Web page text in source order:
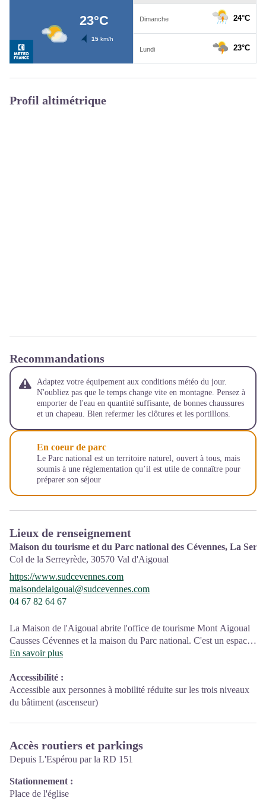
Profil altimétrique
Recommandations
Adaptez votre équipement aux conditions météo du jour.
N'oubliez pas que le temps change vite en montagne. Pensez à
emporter de l'eau en quantité suffisante, de bonnes chaussures
et un chapeau. Bien refermer les clôtures et les portillons.
En coeur de parc
Le Parc national est un territoire naturel, ouvert à tous, mais
soumis à une réglementation qu’il est utile de connaître pour
préparer son séjour
Lieux de renseignement
Maison du tourisme et du Parc national des Cévennes, La
Col de la Serreyrède, 30570 Val d'Aigoual
https://www.sudcevennes.com
maisondelaigoual@sudcevennes.com
04 67 82 64 67
La Maison de l'Aigoual abrite l'office de tourisme Mont Aigoual
Causses Cévennes et la maison du Parc national. C'est un espace
d’accueil, d'information et de sensibilisation sur le Parc national
d'animation ainsi que les règles à adopter en cœur de Parc.
Sur place : expositions temporaires, animations au départ du site
et boutique
En savoir plus
Accessibilité :
Accessible aux personnes à mobilité réduite sur les trois niveaux
du bâtiment (ascenseur)
Accès routiers et parkings
Depuis L'Espérou par la RD 151
Stationnement :
Place de l'église